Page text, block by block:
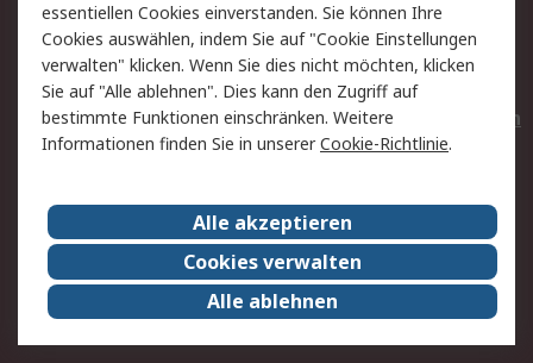
AGB
Datenschutz
Cookie-Richtlinie
Zahlungsbedingungen
Copyright/Impressum
Entsorgung
Elektrogeräte/Batterien
RS weltweit
Karriere bei RS
Nachhaltigkeit
Qualität/Umwelt/ZertifikatePresse-Center
Event-Center
essentiellen Cookies einverstanden. Sie können Ihre
Cookies auswählen, indem Sie auf "Cookie Einstellungen
verwalten" klicken. Wenn Sie dies nicht möchten, klicken
Sie auf "Alle ablehnen". Dies kann den Zugriff auf
bestimmte Funktionen einschränken. Weitere
Informationen finden Sie in unsererCookie-Richtlinie.
Alle akzeptieren
Cookies verwalten
Alle ablehnen